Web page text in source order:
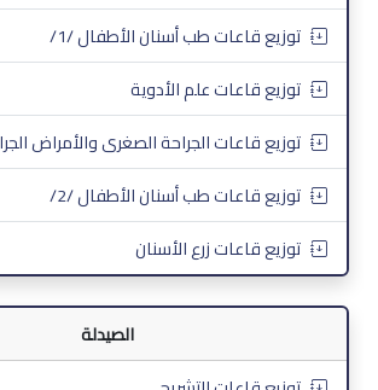
توزيع قاعات طب أسنان الأطفال /1/
توزيع قاعات علم الأدوية
توزيع قاعات الجراحة الصغرى والأمراض
توزيع قاعات طب أسنان الأطفال /2/
توزيع قاعات زرع الأسنان
الصيدلة